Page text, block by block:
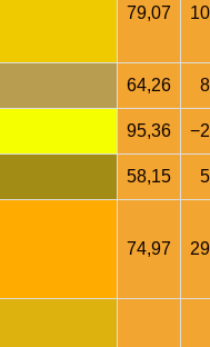
79,07
64,26
95,36
58,15
74,97